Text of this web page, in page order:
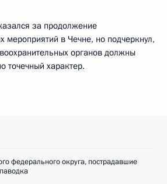
за продолжение
мероприятий в Чечне, но подчеркнул,
органов должны
точечный характер.
федерального округа, пострадавшие